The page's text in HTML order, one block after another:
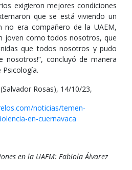
exigieron mejores condiciones
que se está viviendo un
no era compañero de la UAEM,
joven como todos nosotros, que
que todos nosotros y pudo
nosotros!”, concluyó de manera
Rosas), 14/10/23,
noticias/temen-
en-cuernavaca
en la UAEM: Fabiola Álvarez